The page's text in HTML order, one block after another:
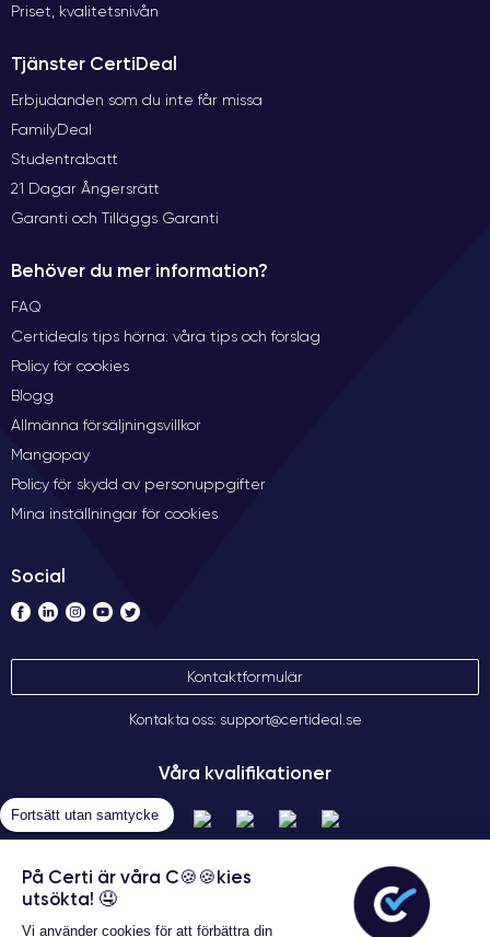
Priset, kvalitetsnivån
Tjänster CertiDeal
Erbjudanden som du inte får missa
FamilyDeal
Studentrabatt
21 Dagar Ångersrätt
Garanti och Tilläggs Garanti
Behöver du mer information?
FAQ
Certideals tips hörna: våra tips och förslag
Policy för cookies
Blogg
Allmänna försäljningsvillkor
Mangopay
Policy för skydd av personuppgifter
Mina inställningar för cookies
Social
Kontaktformulär
Kontakta oss: support@certideal.se
Våra kvalifikationer
Fortsätt utan samtycke
På Certi är våra C🍪🍪kies
utsökta! 🤤
Vi använder cookies för att förbättra din